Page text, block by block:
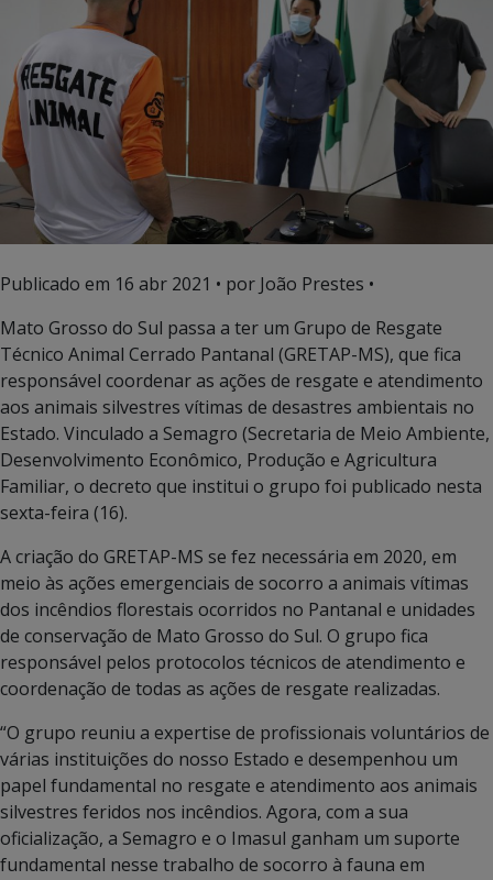
Publicado em 16 abr 2021 • por João Prestes •
Mato Grosso do Sul passa a ter um Grupo de Resgate
Técnico Animal Cerrado Pantanal (GRETAP-MS), que fica
responsável coordenar as ações de resgate e atendimento
aos animais silvestres vítimas de desastres ambientais no
Estado. Vinculado a Semagro (Secretaria de Meio Ambiente,
Desenvolvimento Econômico, Produção e Agricultura
Familiar, o decreto que institui o grupo foi publicado nesta
sexta-feira (16).
A criação do GRETAP-MS se fez necessária em 2020, em
meio às ações emergenciais de socorro a animais vítimas
dos incêndios florestais ocorridos no Pantanal e unidades
de conservação de Mato Grosso do Sul. O grupo fica
responsável pelos protocolos técnicos de atendimento e
coordenação de todas as ações de resgate realizadas.
“O grupo reuniu a expertise de profissionais voluntários de
várias instituições do nosso Estado e desempenhou um
papel fundamental no resgate e atendimento aos animais
silvestres feridos nos incêndios. Agora, com a sua
oficialização, a Semagro e o Imasul ganham um suporte
fundamental nesse trabalho de socorro à fauna em